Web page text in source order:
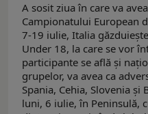
A sosit ziua în care va
Campionatului European
7-19 iulie, Italia
Under 18, la care se vor
participante se află și
grupelor, va avea ca
Spania, Cehia, Slovenia și
luni, 6 iulie, în Peninsulă,